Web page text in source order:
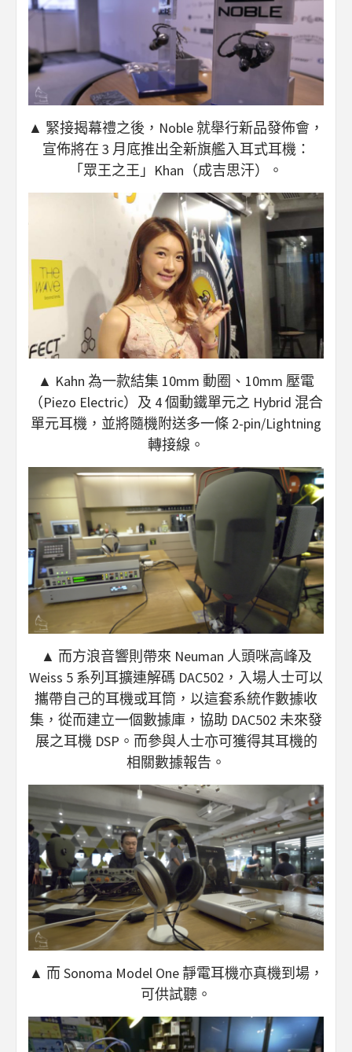
▲ 緊接揭幕禮之後，Noble 就舉行新品發佈會，
宣佈將在 3 月底推出全新旗艦入耳式耳機：
「眾王之王」Khan（成吉思汗）。
▲ Kahn 為一款結集 10mm 動圈、10mm 壓電
（Piezo Electric）及 4 個動鐵單元之 Hybrid 混合
單元耳機，並將隨機附送多一條 2-pin/Lightning
轉接線。
▲ 而方浪音響則帶來 Neuman 人頭咪高峰及
Weiss 5 系列耳擴連解碼 DAC502，入場人士可以
攜帶自己的耳機或耳筒，以這套系統作數據收
集，從而建立一個數據庫，協助 DAC502 未來發
展之耳機 DSP。而參與人士亦可獲得其耳機的
相關數據報告。
▲ 而 Sonoma Model One 靜電耳機亦真機到場，
可供試聽。